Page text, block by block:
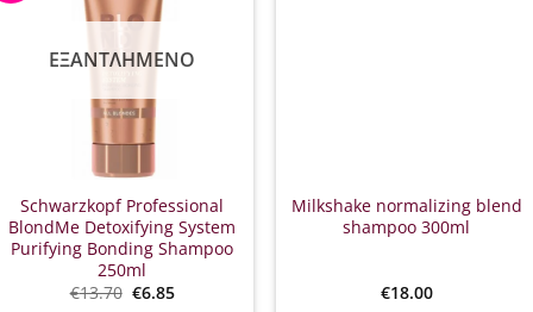
ΕΞΑΝΤΛΗΜΈΝΟ
Schwarzkopf Professional
BlondMe Detoxifying System
Purifying Bonding Shampoo
250ml
€13.70 Original
€6.85Η
Milkshake normalizing blend
shampoo 300ml
€18.00